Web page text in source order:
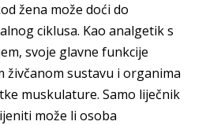
žena može doći do
ciklusa. Kao analgetik s
svoje glavne funkcije
živčanom sustavu i organima
muskulature. Samo liječnik
može li osoba